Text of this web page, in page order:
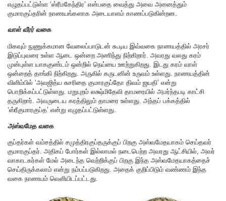
எழுதப்பட்டுள்ள ‘ஸ்ரீமகேந்திர’ என்பதை வைத்து அவை அனைத்தும்
குமாரகுப்தரின் நாணயங்களாக அடையாளம் காணப்படுகின்றன.
வாள் வீரர் வகை
மிகவும் நுணுக்கமான வேலைப்பாடுடன் கூடிய இவ்வகை நாணயத்தில் அரசர்
இடுப்புவரை உள்ள ஆடை ஒன்றை அணிந்து நிற்கிறார். அவரது வலது கரம்
முன்புள்ள யாககுண்டம் ஒன்றில் நெய்யை ஊற்றுகிறது. இடது கரம் வாள்
ஒன்றைத் தாங்கி நிற்கிறது. அருகில் கருடனின் உருவம் உள்ளது. நாணயத்தின்
விளிம்பில் ‘அவஜித்ய சுசரிதை குமாரகுப்தோ திவம் ஜயதி’ என்று
பொறிக்கப்பட்டுள்ளது. மறுபுறம் லக்ஷ்மிதேவி தாமரையில் அமர்ந்தபடி காட்சி
தருகிறார். அவருடைய கரத்திலும் தாமரை உள்ளது. அந்தப் பக்கத்தில்
‘ஸ்ரீகுமாரகுப்த’ என்று எழுதப்பட்டுள்ளது.
அஸ்வமேத வகை
குப்தர்கள் வம்சத்தில் சமுத்திரகுப்தருக்குப் பிறகு அஸ்வமேதயாகம் செய்தவர்
குமாரகுப்தர். அதிகப் போர்கள் இல்லாமல் நடைபெற்ற அவரது ஆட்சியில், அவர்
வாகாடகர்கள் மேல் அடைந்த வெற்றிக்குப் பிறகு இந்த அஸ்வமேதயாகத்தைச்
செய்திருக்கலாம் என்று நம்பப்படுகிறது. அதைக் குறிப்பிடும் வண்ணம் இந்த
வகை நாணயம் வெளியிடப்பட்டது.